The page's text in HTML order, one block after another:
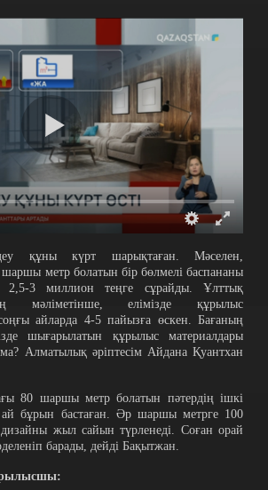
құны күрт шарықтаған. Мәселен,
метр болатын бір бөлмелі баспананы
2,5-3 миллион теңге сұрайды. Ұлттық
мәліметінше, елімізде құрылыс
айларда 4-5 пайызға өскен. Бағаның
шығарылатын құрылыс материалдары
Алматылық әріптесім Айдана Қуантхан
80 шаршы метр болатын пәтердің ішкі
бұрын бастаған. Әр шаршы метрге 100
жыл сайын түрленеді. Соған орай
барады, дейді Бақытжан.